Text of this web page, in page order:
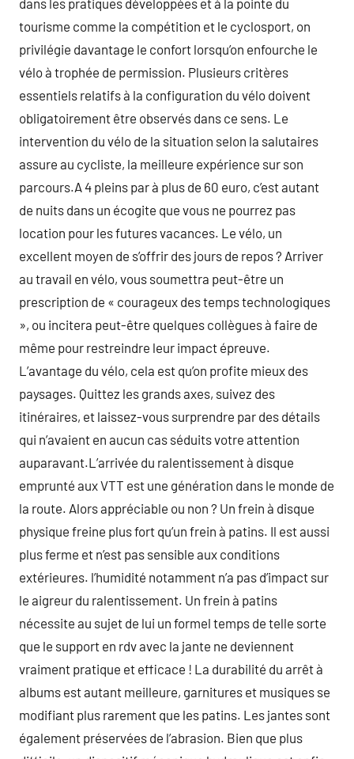
dans les pratiques développées et à la pointe du
tourisme comme la compétition et le cyclosport, on
privilégie davantage le confort lorsqu’on enfourche le
vélo à trophée de permission. Plusieurs critères
essentiels relatifs à la configuration du vélo doivent
obligatoirement être observés dans ce sens. Le
intervention du vélo de la situation selon la salutaires
assure au cycliste, la meilleure expérience sur son
parcours.A 4 pleins par à plus de 60 euro, c’est autant
de nuits dans un écogite que vous ne pourrez pas
location pour les futures vacances. Le vélo, un
excellent moyen de s’offrir des jours de repos ? Arriver
au travail en vélo, vous soumettra peut-être un
prescription de « courageux des temps technologiques
», ou incitera peut-être quelques collègues à faire de
même pour restreindre leur impact épreuve.
L’avantage du vélo, cela est qu’on profite mieux des
paysages. Quittez les grands axes, suivez des
itinéraires, et laissez-vous surprendre par des détails
qui n’avaient en aucun cas séduits votre attention
auparavant.L’arrivée du ralentissement à disque
emprunté aux VTT est une génération dans le monde de
la route. Alors appréciable ou non ? Un frein à disque
physique freine plus fort qu’un frein à patins. Il est aussi
plus ferme et n’est pas sensible aux conditions
extérieures. l’humidité notamment n’a pas d’impact sur
le aigreur du ralentissement. Un frein à patins
nécessite au sujet de lui un formel temps de telle sorte
que le support en rdv avec la jante ne deviennent
vraiment pratique et efficace ! La durabilité du arrêt à
albums est autant meilleure, garnitures et musiques se
modifiant plus rarement que les patins. Les jantes sont
également préservées de l’abrasion. Bien que plus